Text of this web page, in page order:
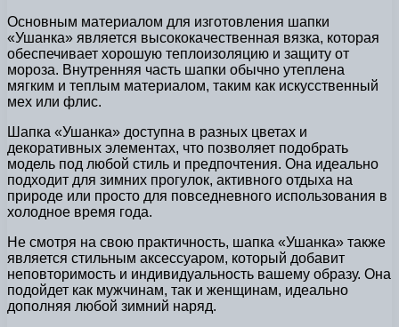
Основным материалом для изготовления шапки
«Ушанка» является высококачественная вязка, которая
обеспечивает хорошую теплоизоляцию и защиту от
мороза. Внутренняя часть шапки обычно утеплена
мягким и теплым материалом, таким как искусственный
мех или флис.
Шапка «Ушанка» доступна в разных цветах и
декоративных элементах, что позволяет подобрать
модель под любой стиль и предпочтения. Она идеально
подходит для зимних прогулок, активного отдыха на
природе или просто для повседневного использования в
холодное время года.
Не смотря на свою практичность, шапка «Ушанка» также
является стильным аксессуаром, который добавит
неповторимость и индивидуальность вашему образу. Она
подойдет как мужчинам, так и женщинам, идеально
дополняя любой зимний наряд.